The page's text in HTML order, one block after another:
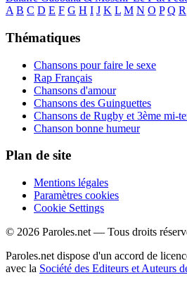
A B C D E F G H I J K L M N O P Q R
Thématiques
Chansons pour faire le sexe
Rap Français
Chansons d'amour
Chansons des Guinguettes
Chansons de Rugby et 3ème mi-
Chanson bonne humeur
Plan de site
Mentions légales
Paramètres cookies
Cookie Settings
© 2026 Paroles.net — Tous droits
Paroles.net dispose d'un accord de
avec la Société des Editeurs et Auteurs